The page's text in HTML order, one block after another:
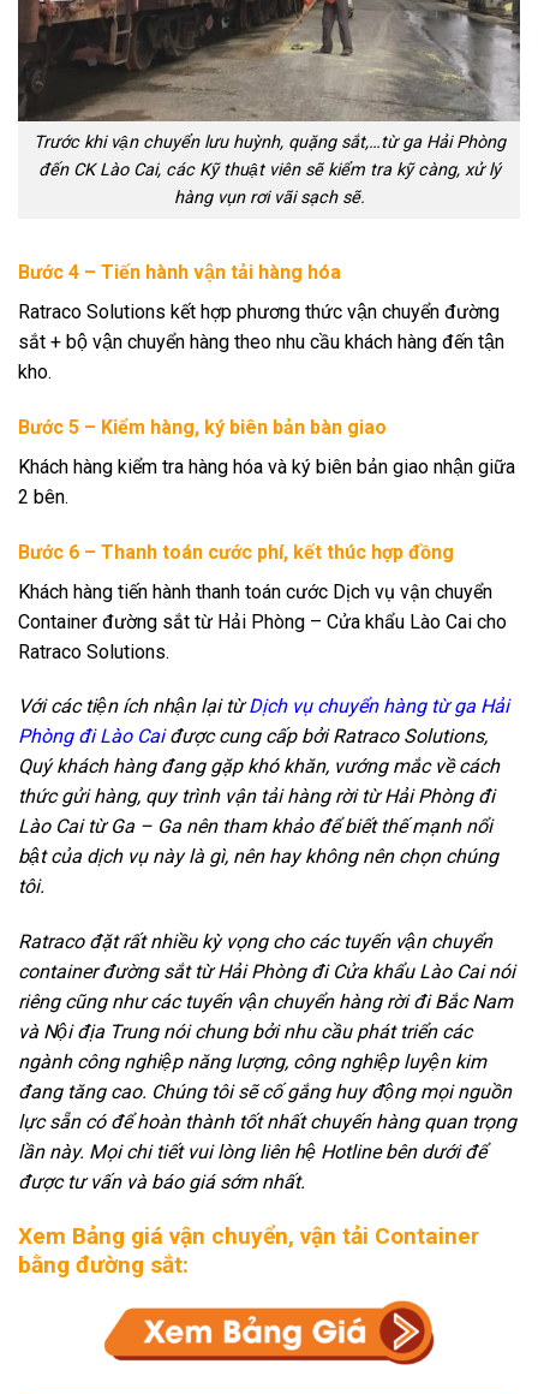
Trước khi vận chuyển lưu huỳnh, quặng sắt,…từ ga Hải Phòng
đến CK Lào Cai, các Kỹ thuật viên sẽ kiểm tra kỹ càng, xử lý
hàng vụn rơi vãi sạch sẽ.
Bước 4 – Tiến hành vận tải hàng hóa
Ratraco Solutions kết hợp phương thức vận chuyển đường
sắt + bộ vận chuyển hàng theo nhu cầu khách hàng đến tận
kho.
Bước 5 – Kiểm hàng, ký biên bản bàn giao
Khách hàng kiểm tra hàng hóa và ký biên bản giao nhận giữa
2 bên.
Bước 6 – Thanh toán cước phí, kết thúc hợp đồng
Khách hàng tiến hành thanh toán cước Dịch vụ vận chuyển
Container đường sắt từ Hải Phòng – Cửa khẩu Lào Cai cho
Ratraco Solutions.
Với các tiện ích nhận lại từDịch vụ chuyển hàng từ ga Hải
Phòng đi Lào Caiđược cung cấp bởi Ratraco Solutions,
Quý khách hàng đang gặp khó khăn, vướng mắc về cách
thức gửi hàng, quy trình vận tải hàng rời từ Hải Phòng đi
Lào Cai từ Ga – Ga nên tham khảo để biết thế mạnh nổi
bật của dịch vụ này là gì, nên hay không nên chọn chúng
tôi.
Ratraco đặt rất nhiều kỳ vọng cho các tuyến vận chuyển
container đường sắt từ Hải Phòng đi Cửa khẩu Lào Cai nói
riêng cũng như các tuyến vận chuyển hàng rời đi Bắc Nam
và Nội địa Trung nói chung bởi nhu cầu phát triển các
ngành công nghiệp năng lượng, công nghiệp luyện kim
đang tăng cao. Chúng tôi sẽ cố gắng huy động mọi nguồn
lực sẵn có để hoàn thành tốt nhất chuyến hàng quan trọng
lần này. Mọi chi tiết vui lòng liên hệ Hotline bên dưới để
được tư vấn và báo giá sớm nhất.
Xem Bảng giá vận chuyển, vận tải Container
bằng đường sắt: